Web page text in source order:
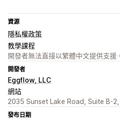
資源
隱私權政策
教學課程
開發者無法直接以繁體中文提供支援
開發者
Eggflow, LLC
網站
2035 Sunset Lake Road, Suite B-
發布日期